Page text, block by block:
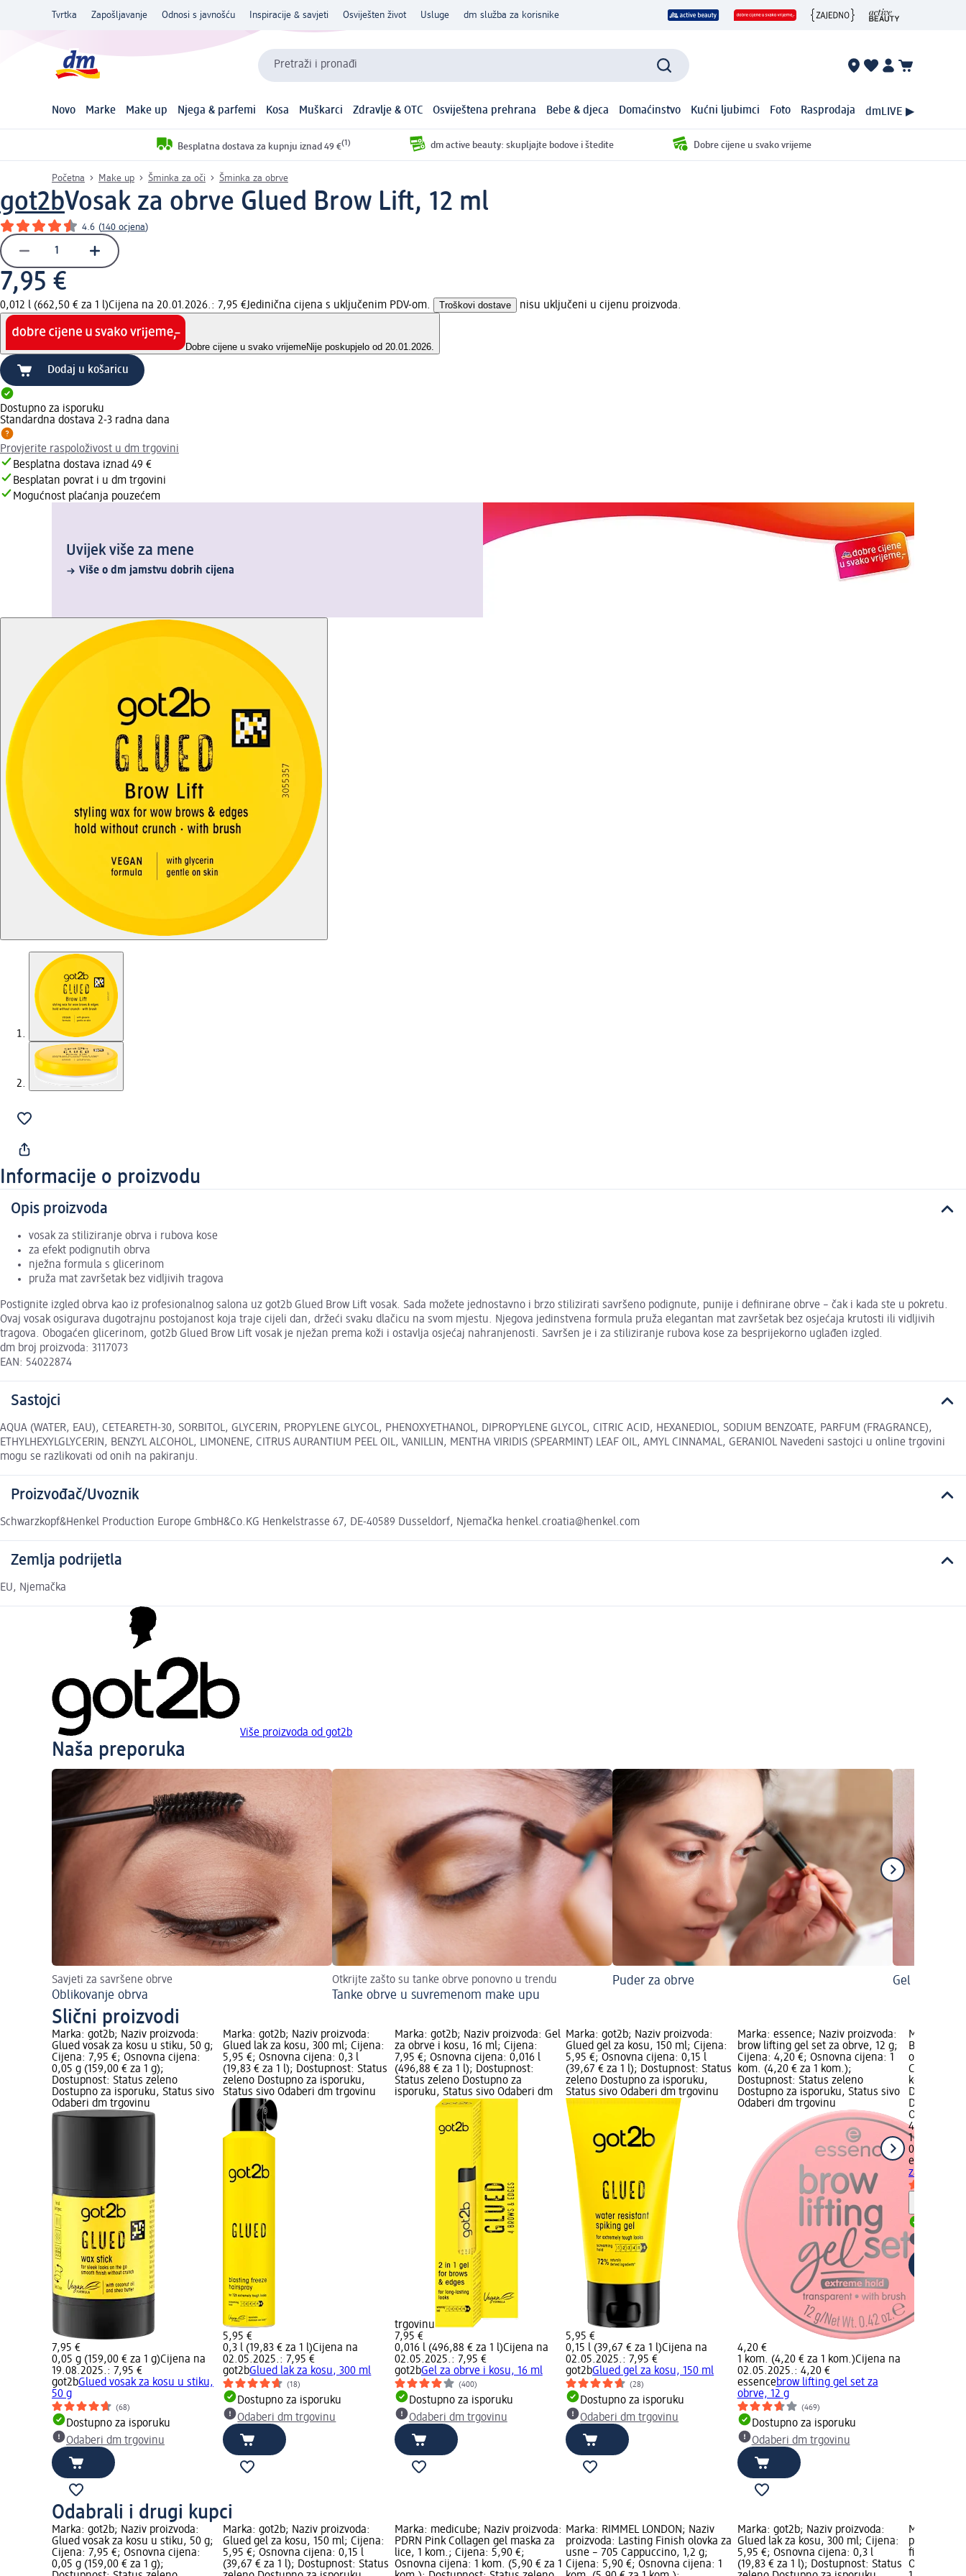
Tvrtka Zapošljavanje Odnosi s javnošću Inspiracije & savjeti Osviješten život Usluge dm služba za korisnike
Pretraži i pronađi
Novo Marke Make up Njega & parfemi Kosa Muškarci Zdravlje & OTC Osviještena prehrana Bebe & djeca Domaćinstvo Kućni ljubimci Foto Rasprodaja dmLIVE ▶
Besplatna dostava za kupnju iznad 49 €(1) dm active beauty: skupljajte bodove i štedite Dobre cijene u svako vrijeme
Početna Make up Šminka za oči Šminka za obrve
got2bVosak za obrve Glued Brow Lift, 12 ml
4.6 (140 ocjena)
7,95 €
0,012 l (662,50 € za 1 l)Cijena na 20.01.2026.: 7,95 €Jedinična cijena s uključenim PDV-om. Troškovi dostave nisu uključeni u cijenu proizvoda.
Dobre cijene u svako vrijemeNije poskupjelo od 20.01.2026.
Dodaj u košaricu
Dostupno za isporuku
Standardna dostava 2-3 radna dana
Provjerite raspoloživost u dm trgovini
Besplatna dostava iznad 49 €
Besplatan povrat i u dm trgovini
Mogućnost plaćanja pouzećem
Uvijek više za mene
Više o dm jamstvu dobrih cijena
Informacije o proizvodu
Opis proizvoda
vosak za stiliziranje obrva i rubova kose
za efekt podignutih obrva
nježna formula s glicerinom
pruža mat završetak bez vidljivih tragova
Postignite izgled obrva kao iz profesionalnog salona uz got2b Glued Brow Lift vosak. Sada možete jednostavno i brzo stilizirati savršeno podignute, punije i definirane obrve – čak i kada ste u pokretu.
Ovaj vosak osigurava dugotrajnu postojanost koja traje cijeli dan, držeći svaku dlačicu na svom mjestu. Njegova jedinstvena formula pruža elegantan mat završetak bez osjećaja krutosti ili vidljivih
tragova. Obogaćen glicerinom, got2b Glued Brow Lift vosak je nježan prema koži i ostavlja osjećaj nahranjenosti. Savršen je i za stiliziranje rubova kose za besprijekorno uglađen izgled.
dm broj proizvoda: 3117073
EAN: 54022874
Sastojci
AQUA (WATER, EAU), CETEARETH-30, SORBITOL, GLYCERIN, PROPYLENE GLYCOL, PHENOXYETHANOL, DIPROPYLENE GLYCOL, CITRIC ACID, HEXANEDIOL, SODIUM BENZOATE, PARFUM (FRAGRANCE),
ETHYLHEXYLGLYCERIN, BENZYL ALCOHOL, LIMONENE, CITRUS AURANTIUM PEEL OIL, VANILLIN, MENTHA VIRIDIS (SPEARMINT) LEAF OIL, AMYL CINNAMAL, GERANIOL Navedeni sastojci u online trgovini
mogu se razlikovati od onih na pakiranju.
Proizvođač/Uvoznik
Schwarzkopf&Henkel Production Europe GmbH&Co.KG Henkelstrasse 67, DE-40589 Dusseldorf, Njemačka henkel.croatia@henkel.com
Zemlja podrijetla
EU, Njemačka
Više proizvoda od got2b
Naša preporuka
Savjeti za savršene obrve
Oblikovanje obrva
Otkrijte zašto su tanke obrve ponovno u trendu
Tanke obrve u suvremenom make upu
Puder za obrve Gel za obrve
Slični proizvodi
Marka: got2b; Naziv proizvoda:
Glued vosak za kosu u stiku, 50 g;
Cijena: 7,95 €; Osnovna cijena:
0,05 g (159,00 € za 1 g);
Dostupnost: Status zeleno
Dostupno za isporuku, Status sivo
Odaberi dm trgovinu
7,95 €
0,05 g (159,00 € za 1 g)Cijena na
19.08.2025.: 7,95 €
got2bGlued vosak za kosu u stiku,
50 g
(68)
Dostupno za isporuku
Odaberi dm trgovinu
Marka: got2b; Naziv proizvoda:
Glued lak za kosu, 300 ml; Cijena:
5,95 €; Osnovna cijena: 0,3 l
(19,83 € za 1 l); Dostupnost: Status
zeleno Dostupno za isporuku,
Status sivo Odaberi dm trgovinu
5,95 €
0,3 l (19,83 € za 1 l)Cijena na
02.05.2025.: 7,95 €
got2bGlued lak za kosu, 300 ml
(18)
Dostupno za isporuku
Odaberi dm trgovinu
Marka: got2b; Naziv proizvoda: Gel
za obrve i kosu, 16 ml; Cijena:
7,95 €; Osnovna cijena: 0,016 l
(496,88 € za 1 l); Dostupnost:
Status zeleno Dostupno za
isporuku, Status sivo Odaberi dm
trgovinu
7,95 €
0,016 l (496,88 € za 1 l)Cijena na
02.05.2025.: 7,95 €
got2bGel za obrve i kosu, 16 ml
(400)
Dostupno za isporuku
Odaberi dm trgovinu
Marka: got2b; Naziv proizvoda:
Glued gel za kosu, 150 ml; Cijena:
5,95 €; Osnovna cijena: 0,15 l
(39,67 € za 1 l); Dostupnost: Status
zeleno Dostupno za isporuku,
Status sivo Odaberi dm trgovinu
5,95 €
0,15 l (39,67 € za 1 l)Cijena na
02.05.2025.: 7,95 €
got2bGlued gel za kosu, 150 ml
(28)
Dostupno za isporuku
Odaberi dm trgovinu
Marka: essence; Naziv proizvoda:
brow lifting gel set za obrve, 12 g;
Cijena: 4,20 €; Osnovna cijena: 1
kom. (4,20 € za 1 kom.);
Dostupnost: Status zeleno
Dostupno za isporuku, Status sivo
Odaberi dm trgovinu
4,20 €
1 kom. (4,20 € za 1 kom.)Cijena na
02.05.2025.: 4,20 €
essencebrow lifting gel set za
obrve, 12 g
(469)
Dostupno za isporuku
Odaberi dm trgovinu
Marka:
Brow Lift &
obrve – 01
Cijena:
kom. (4,20
Dostupno
Odaberi
4,20 €
1 kom.
essence
za obrve –
Odabrali i drugi kupci
Marka: got2b; Naziv proizvoda:
Glued vosak za kosu u stiku, 50 g;
Cijena: 7,95 €; Osnovna cijena:
0,05 g (159,00 € za 1 g);
Marka: got2b; Naziv proizvoda:
Glued gel za kosu, 150 ml; Cijena:
5,95 €; Osnovna cijena: 0,15 l
(39,67 € za 1 l); Dostupnost: Status
Marka: medicube; Naziv proizvoda:
PDRN Pink Collagen gel maska za
lice, 1 kom.; Cijena: 5,90 €;
Osnovna cijena: 1 kom. (5,90 € za 1
Marka: RIMMEL LONDON; Naziv
proizvoda: Lasting Finish olovka za
usne – 705 Cappuccino, 1,2 g;
Cijena: 5,90 €; Osnovna cijena: 1
Marka: got2b; Naziv proizvoda:
Glued lak za kosu, 300 ml; Cijena:
5,95 €; Osnovna cijena: 0,3 l
(19,83 € za 1 l); Dostupnost: Status
Marka:
proizvoda:
fiksiranje,
Osnovna